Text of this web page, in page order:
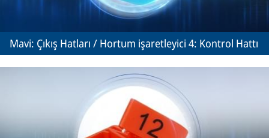
Mavi: Çıkış Hatları / Hortum işaretleyici 4: Kontrol Hattı